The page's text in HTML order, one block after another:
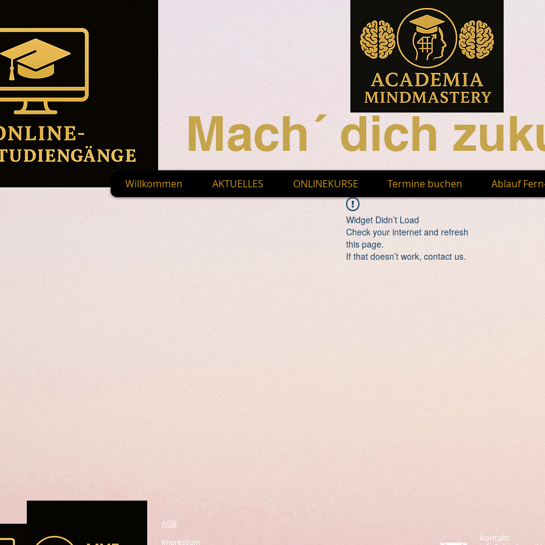
Mach´ dich
Willkommen AKTUELLES ONLINEKURSE Termine buchen Ablauf
Widget Didn’t Load
Check your internet and refresh
this page.
If that doesn’t work, contact us.
AGB
Impressum
Kontakt